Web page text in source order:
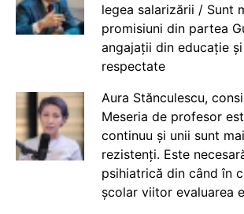
legea salarizării / Sunt
promisiuni din partea
angajații din educație
respectate
Aura Stănculescu,
Meseria de profesor
continuu și unii sunt
rezistenți. Este
psihiatrică din când în
școlar viitor evaluarea